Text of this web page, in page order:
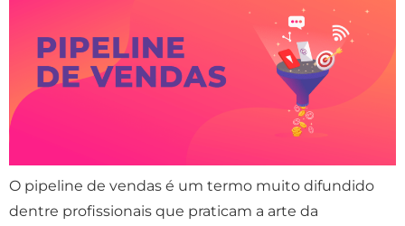
O pipeline de vendas é um termo muito difundido
dentre profissionais que praticam a arte da